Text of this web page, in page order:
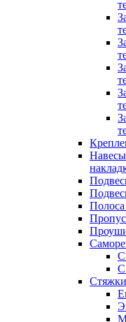
С
С
Стяжки